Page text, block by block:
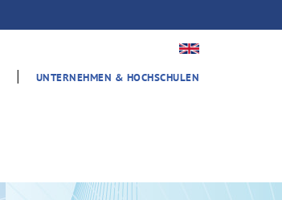
| UNTERNEHMEN & HOCHSCHULEN